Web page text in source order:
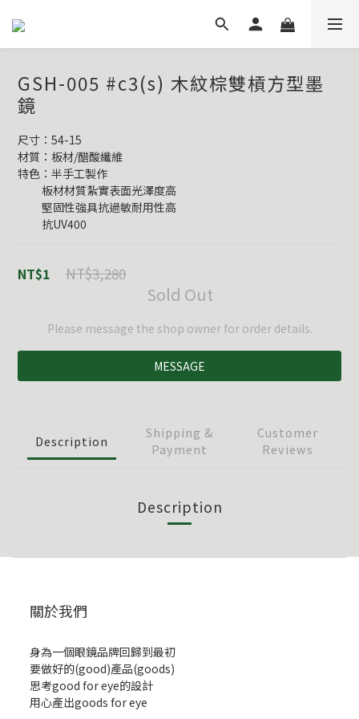
GSH-005 #c3(s) 木紋棕雙槓方型墨
鏡
尺寸：54-15
材質：板材/醋酸纖維
特色：半手工製作
          板材材質紮實表面光澤度高
          堅固性強具抗過敏耐用性高
          抗UV400
NT$1 NT$3,280
Sold Out
Please message the shop owner for order details.
MESSAGE
Description
Shipping &
Payment
Customer
Reviews
Description
關於我們
身為一個眼鏡品牌回歸到最初
要做好的(good)產品(goods)
思考good for eye的設計
用心產出goods for eye